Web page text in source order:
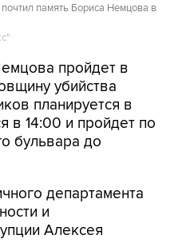
память Бориса Немцова в
пройдет в
убийства
планируется в
в 14:00 и пройдет по
бульвара до
департамента
и
Алексея